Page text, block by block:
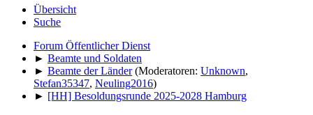
Übersicht
Suche
Forum Öffentlicher Dienst
► Beamte und Soldaten
► Beamte der Länder (Moderatoren: Unknown,
Stefan35347, Neuling2016)
► [HH] Besoldungsrunde 2025-2028 Hamburg